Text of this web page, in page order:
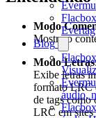
Flacbox
Evertag
Blog
áudio,
Modo
Mostra o
Modo Letras
Exibe letras
formato LRC
de tags como
LRC em